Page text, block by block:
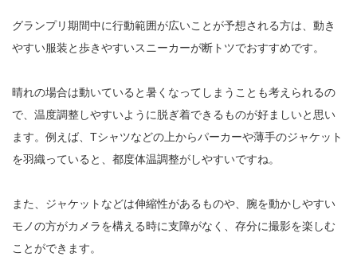
グランプリ期間中に行動範囲が広いことが予想される方は、動き
やすい服装と歩きやすいスニーカーが断トツでおすすめです。
晴れの場合は動いていると暑くなってしまうことも考えられるの
で、温度調整しやすいように脱ぎ着できるものが好ましいと思い
ます。例えば、Tシャツなどの上からパーカーや薄手のジャケット
を羽織っていると、都度体温調整がしやすいですね。
また、ジャケットなどは伸縮性があるものや、腕を動かしやすい
モノの方がカメラを構える時に支障がなく、存分に撮影を楽しむ
ことができます。